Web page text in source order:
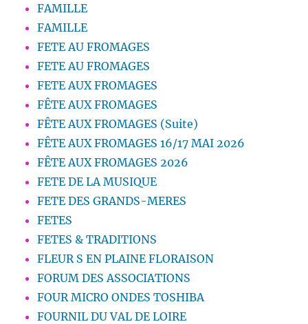
FAMILLE
FAMILLE
FETE AU FROMAGES
FETE AU FROMAGES
FETE AUX FROMAGES
FÊTE AUX FROMAGES
FÊTE AUX FROMAGES (Suite)
FÊTE AUX FROMAGES 16/17 MAI 2026
FÊTE AUX FROMAGES 2026
FETE DE LA MUSIQUE
FETE DES GRANDS-MERES
FETES
FETES & TRADITIONS
FLEUR S EN PLAINE FLORAISON
FORUM DES ASSOCIATIONS
FOUR MICRO ONDES TOSHIBA
FOURNIL DU VAL DE LOIRE